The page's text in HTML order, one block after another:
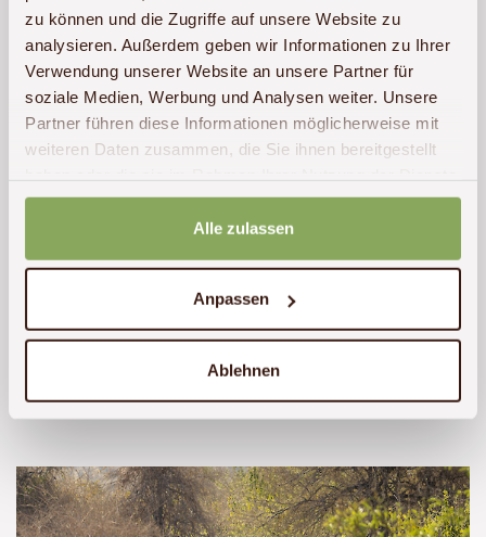
zu können und die Zugriffe auf unsere Website zu
analysieren. Außerdem geben wir Informationen zu Ihrer
Verwendung unserer Website an unsere Partner für
soziale Medien, Werbung und Analysen weiter. Unsere
Partner führen diese Informationen möglicherweise mit
weiteren Daten zusammen, die Sie ihnen bereitgestellt
gesammelt haben.
Alle zulassen
Anpassen
Ablehnen
Alle Reisen mit der Unterkunft
Vuma Hills Tented Camp
Reisedauer